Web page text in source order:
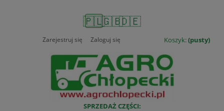
🇵🇱🇬🇧🇩🇪
Koszyk:(pusty)
Zarejestruj się Zaloguj się
SPRZEDAŻ CZĘŚCI: